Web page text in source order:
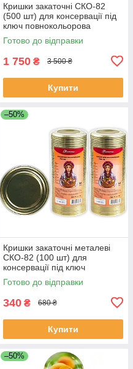
Кришки закаточні СКО-82
(500 шт) для консервації під
ключ повнокольорова
(фрукти/овочі) Полинка
Готово до відправки
1 750 ₴ 3 500 ₴
Купити
–50%
Кришки закаточні металеві
СКО-82 (100 шт) для
консервації під ключ
золотиста (ТМ Панночка)
Готово до відправки
340 ₴ 680 ₴
Купити
–50%